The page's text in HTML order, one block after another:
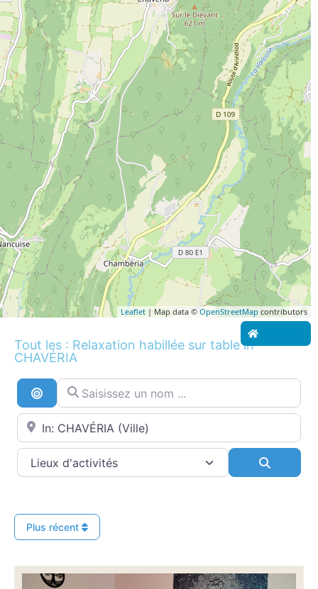
Leaflet | Map data ©OpenStreetMap contributors
Tout les : Relaxation habillée sur table in
CHAVÉRIA
Recherche par distance
Saisissez un nom ...
Proche de...
Plus récent